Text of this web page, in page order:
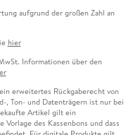
aufgrund der großen Zahl an
hier
Informationen über den
erweitertes Rückgaberecht von
, Ton- und Datenträgern ist nur bei
Artikel gilt ein
des Kassenbons und dass